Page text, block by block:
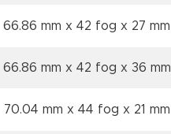
66.86 mm x 42 fog x 27 mm
66.86 mm x 42 fog x 36 mm
70.04 mm x 44 fog x 21 mm